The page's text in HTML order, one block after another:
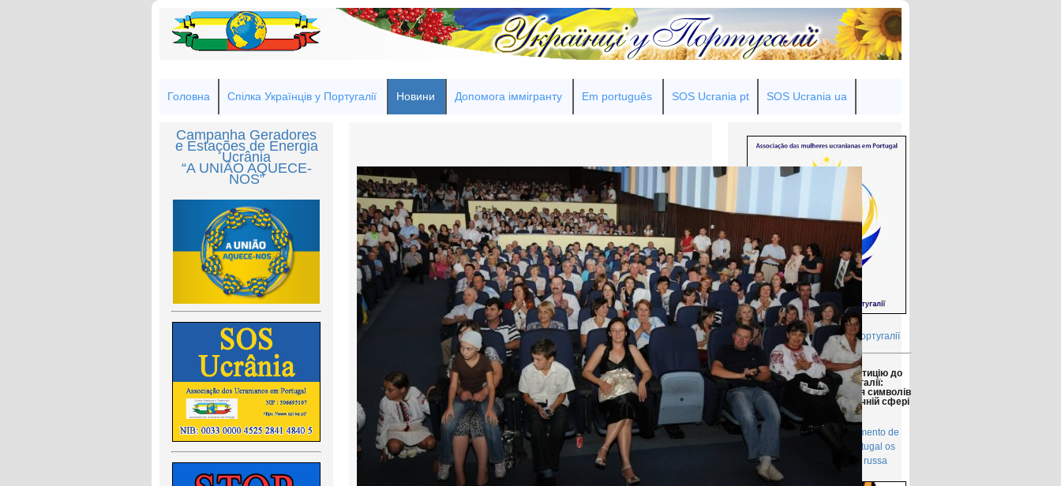
Головна Спілка Українців у Португалії Новини Допомога іммігранту Em português SOS Ucrania pt SOS Ucrania ua
Campanha Geradores
e Estações de Energia
Ucrânia
“A UNIÃO AQUECE-
NOS”
Товариство українок у Португалії
Друзі!
Просимо підтримати петицію до
Парламенту Португалії:
Заборонити використання символів
російської агресії в публічній сфері
в Португалії
Petição pública Ao Parlamento de
Portugal: Proibir em Portugal os
símbolos da agressão russa